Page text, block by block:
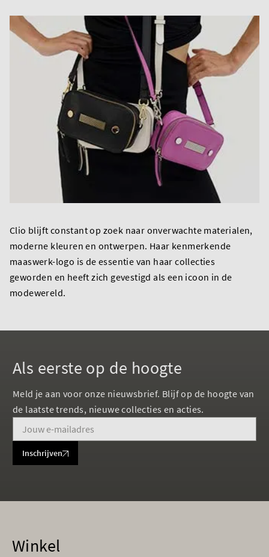
Clio blijft constant op zoek naar onverwachte materialen,
moderne kleuren en ontwerpen. Haar kenmerkende
maaswerk-logo is de essentie van haar collecties
geworden en heeft zich gevestigd als een icoon in de
modewereld.
Als eerste op de hoogte
Meld je aan voor onze nieuwsbrief. Blijf op de hoogte van
de laatste trends, nieuwe collecties en acties.
Inschrijven
Winkel